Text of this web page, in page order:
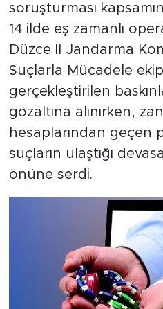
soruşturması
14 ilde eş zamanlı
Düzce İl Jandarma
Suçlarla Mücadele
gerçekleştirilen
gözaltına alınırken,
hesaplarından geçen
suçların ulaştığı
önüne serdi.